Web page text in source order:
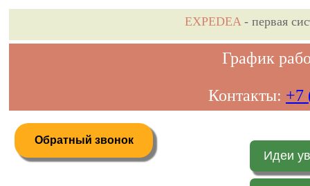
EXPEDEA- первая
График
Контакты: +7
Обратный звонок
Идеи